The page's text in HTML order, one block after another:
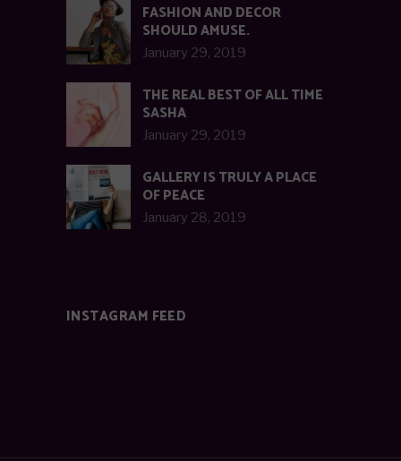
FASHION AND DECOR
SHOULD AMUSE.
January 29, 2019
THE REAL BEST OF ALL TIME
SASHA
January 29, 2019
GALLERY IS TRULY A PLACE
OF PEACE
January 28, 2019
INSTAGRAM FEED